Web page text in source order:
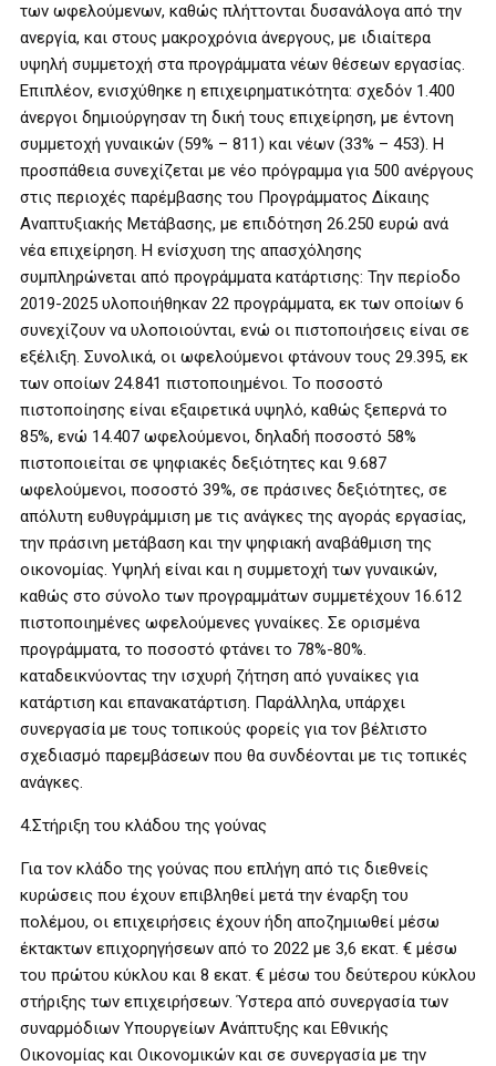
των ωφελούμενων, καθώς πλήττονται δυσανάλογα από την
ανεργία, και στους μακροχρόνια άνεργους, με ιδιαίτερα
υψηλή συμμετοχή στα προγράμματα νέων θέσεων εργασίας.
Επιπλέον, ενισχύθηκε η επιχειρηματικότητα: σχεδόν 1.400
άνεργοι δημιούργησαν τη δική τους επιχείρηση, με έντονη
συμμετοχή γυναικών (59% – 811) και νέων (33% – 453). Η
προσπάθεια συνεχίζεται με νέο πρόγραμμα για 500 ανέργους
στις περιοχές παρέμβασης του Προγράμματος Δίκαιης
Αναπτυξιακής Μετάβασης, με επιδότηση 26.250 ευρώ ανά
νέα επιχείρηση. Η ενίσχυση της απασχόλησης
συμπληρώνεται από προγράμματα κατάρτισης: Την περίοδο
2019-2025 υλοποιήθηκαν 22 προγράμματα, εκ των οποίων 6
συνεχίζουν να υλοποιούνται, ενώ οι πιστοποιήσεις είναι σε
εξέλιξη. Συνολικά, οι ωφελούμενοι φτάνουν τους 29.395, εκ
των οποίων 24.841 πιστοποιημένοι. Το ποσοστό
πιστοποίησης είναι εξαιρετικά υψηλό, καθώς ξεπερνά το
85%, ενώ 14.407 ωφελούμενοι, δηλαδή ποσοστό 58%
πιστοποιείται σε ψηφιακές δεξιότητες και 9.687
ωφελούμενοι, ποσοστό 39%, σε πράσινες δεξιότητες, σε
απόλυτη ευθυγράμμιση με τις ανάγκες της αγοράς εργασίας,
την πράσινη μετάβαση και την ψηφιακή αναβάθμιση της
οικονομίας. Υψηλή είναι και η συμμετοχή των γυναικών,
καθώς στο σύνολο των προγραμμάτων συμμετέχουν 16.612
πιστοποιημένες ωφελούμενες γυναίκες. Σε ορισμένα
προγράμματα, το ποσοστό φτάνει το 78%-80%.
καταδεικνύοντας την ισχυρή ζήτηση από γυναίκες για
κατάρτιση και επανακατάρτιση. Παράλληλα, υπάρχει
συνεργασία με τους τοπικούς φορείς για τον βέλτιστο
σχεδιασμό παρεμβάσεων που θα συνδέονται με τις τοπικές
ανάγκες.
4.Στήριξη του κλάδου της γούνας
Για τον κλάδο της γούνας που επλήγη από τις διεθνείς
κυρώσεις που έχουν επιβληθεί μετά την έναρξη του
πολέμου, οι επιχειρήσεις έχουν ήδη αποζημιωθεί μέσω
έκτακτων επιχορηγήσεων από το 2022 με 3,6 εκατ. € μέσω
του πρώτου κύκλου και 8 εκατ. € μέσω του δεύτερου κύκλου
στήριξης των επιχειρήσεων. Ύστερα από συνεργασία των
συναρμόδιων Υπουργείων Ανάπτυξης και Εθνικής
Οικονομίας και Οικονομικών και σε συνεργασία με την